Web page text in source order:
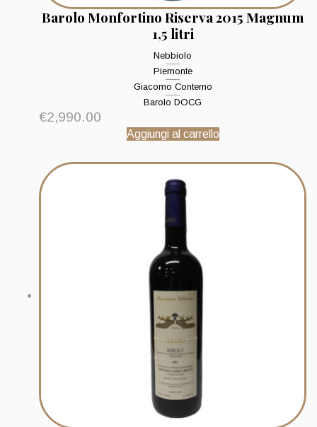
Barolo Monfortino Riserva 2015 Magnum
1,5 litri
Nebbiolo
Piemonte
Giacomo Conterno
Barolo DOCG
€2,990.00
Aggiungi al carrello